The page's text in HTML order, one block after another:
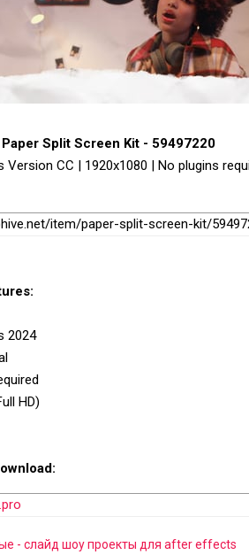
Split Screen Kit - 59497220
CC | 1920x1080 | No plugins
item/paper-split-screen-kit/
2024
HD)
- слайд шоу проекты для after effects